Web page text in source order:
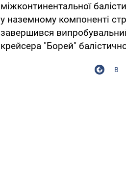
міжконтинентальної
у наземному компоненті
завершився
крейсера "Борей"